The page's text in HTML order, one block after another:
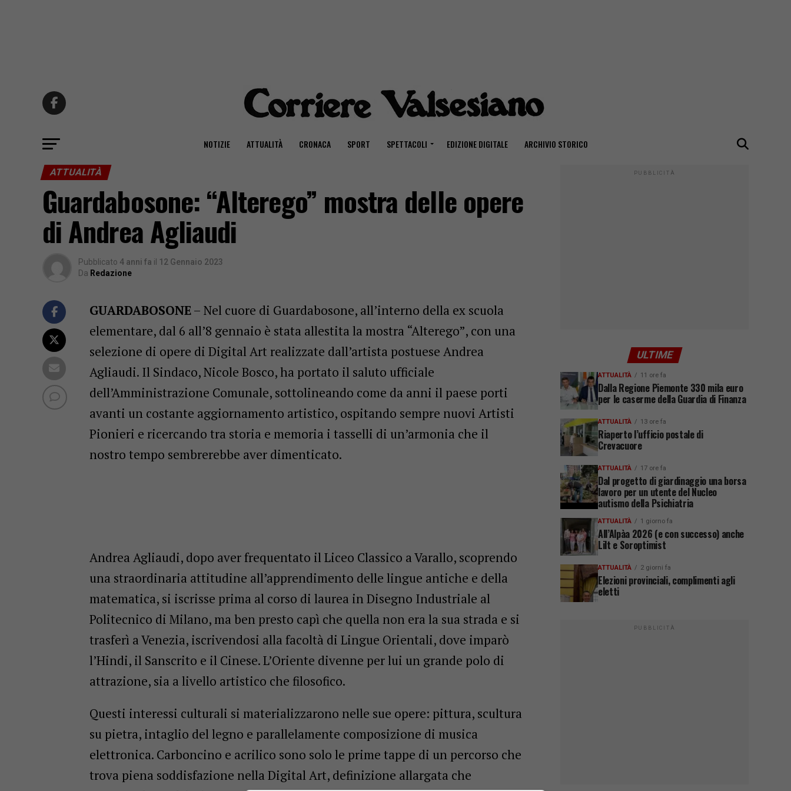
NOTIZIE ATTUALITÀ CRONACA SPORT SPETTACOLI EDIZIONE DIGITALE ARCHIVIO STORICO
ATTUALITÀ
Guardabosone: “Alterego” mostra delle opere
di Andrea Agliaudi
Pubblicato 4 anni fa il 12 Gennaio 2023
Da Redazione
GUARDABOSONE– Nel cuore di Guardabosone, all’interno della ex scuola
elementare, dal 6 all’8 gennaio è stata allestita la mostra “Alterego”, con una
selezione di opere di Digital Art realizzate dall’artista postuese Andrea
Agliaudi. Il Sindaco, Nicole Bosco, ha portato il saluto ufficiale
dell’Amministrazione Comunale, sottolineando come da anni il paese porti
avanti un costante aggiornamento artistico, ospitando sempre nuovi Artisti
Pionieri e ricercando tra storia e memoria i tasselli di un’armonia che il
nostro tempo sembrerebbe aver dimenticato.
Andrea Agliaudi, dopo aver frequentato il Liceo Classico a Varallo, scoprendo
una straordinaria attitudine all’apprendimento delle lingue antiche e della
matematica, si iscrisse prima al corso di laurea in Disegno Industriale al
Politecnico di Milano, ma ben presto capì che quella non era la sua strada e si
trasferì a Venezia, iscrivendosi alla facoltà di Lingue Orientali, dove imparò
l’Hindi, il Sanscrito e il Cinese. L’Oriente divenne per lui un grande polo di
attrazione, sia a livello artistico che filosofico.
Questi interessi culturali si materializzarono nelle sue opere: pittura, scultura
su pietra, intaglio del legno e parallelamente composizione di musica
elettronica. Carboncino e acrilico sono solo le prime tappe di un percorso che
trova piena soddisfazione nella Digital Art, definizione allargata che
PUBBLICITÀ
ULTIME
ATTUALITÀ 11 ore fa
Dalla Regione Piemonte 330 mila euro
per le caserme della Guardia di Finanza
ATTUALITÀ 13 ore fa
Riaperto l’ufficio postale di
Crevacuore
ATTUALITÀ 17 ore fa
Dal progetto di giardinaggio una borsa
lavoro per un utente del Nucleo
autismo della Psichiatria
ATTUALITÀ 1 giorno fa
All’Alpàa 2026 (e con successo) anche
Lilt e Soroptimist
ATTUALITÀ 2 giorni fa
Elezioni provinciali, complimenti agli
eletti
PUBBLICITÀ